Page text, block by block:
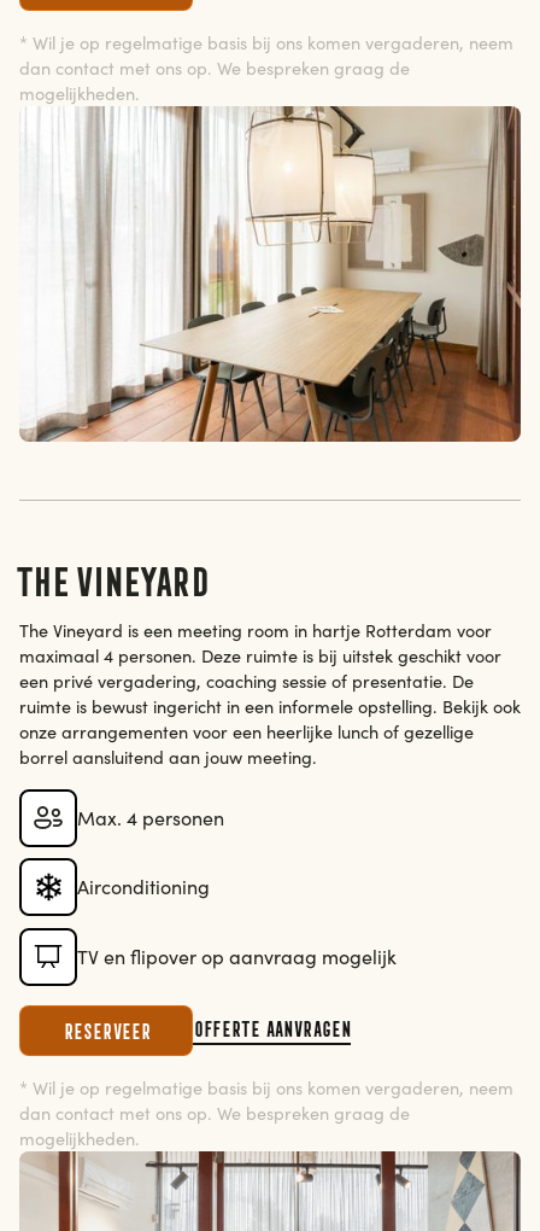
* Wil je op regelmatige basis bij ons komen vergaderen, neem
dan contact met ons op. We bespreken graag de
mogelijkheden.
The Vineyard
The Vineyard is een meeting room in hartje Rotterdam voor
maximaal 4 personen. Deze ruimte is bij uitstek geschikt voor
een privé vergadering, coaching sessie of presentatie. De
ruimte is bewust ingericht in een informele opstelling. Bekijk ook
onze arrangementen voor een heerlijke lunch of gezellige
borrel aansluitend aan jouw meeting.
Max. 4 personen
Airconditioning
TV en flipover op aanvraag mogelijk
Reserveer Offerte aanvragen
* Wil je op regelmatige basis bij ons komen vergaderen, neem
dan contact met ons op. We bespreken graag de
mogelijkheden.